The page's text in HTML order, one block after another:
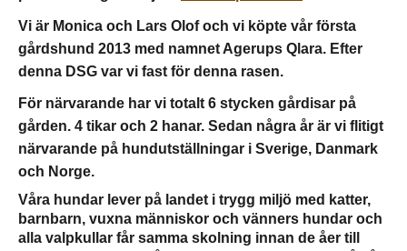
Vi är Monica och Lars Olof och vi köpte vår första
gårdshund 2013 med namnet Agerups Qlara. Efter
denna DSG var vi fast för denna rasen.
För närvarande har vi totalt 6 stycken gårdisar på
gården. 4 tikar och 2 hanar. Sedan några år är vi flitigt
närvarande på hundutställningar i Sverige, Danmark
och Norge.
Våra hundar lever på landet i trygg miljö med katter,
barnbarn, vuxna människor och vänners hundar och
alla valpkullar får samma skolning innan de åer till